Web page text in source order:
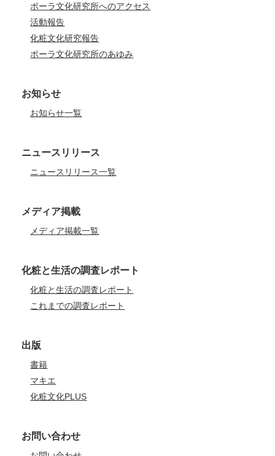
ポーラ文化研究所へのアクセス
活動報告
化粧文化研究報告
ポーラ文化研究所のあゆみ
お知らせ
お知らせ一覧
ニュースリリース
ニュースリリース一覧
メディア掲載
メディア掲載一覧
化粧と生活の調査レポート
化粧と生活の調査レポート
これまでの調査レポート
出版
書籍
マキエ
化粧文化PLUS
お問い合わせ